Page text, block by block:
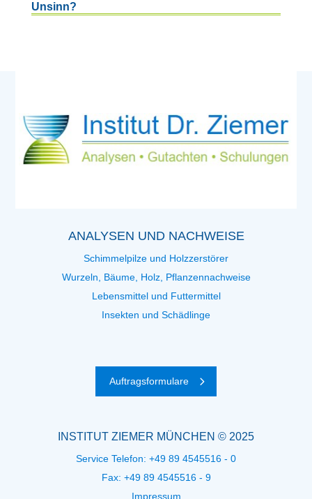
Unsinn?
ANALYSEN UND NACHWEISE
Schimmelpilze und Holzzerstörer
Wurzeln, Bäume, Holz, Pflanzennachweise
Lebensmittel und Futtermittel
Insekten und Schädlinge
Auftragsformulare
INSTITUT ZIEMER MÜNCHEN © 2025
Service Telefon: +49 89 4545516 - 0
Fax: +49 89 4545516 - 9
Impressum